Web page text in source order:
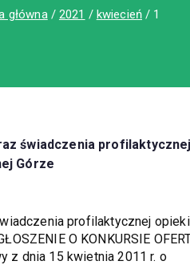
główna 2021 kwiecień 1
świadczenia profilaktycznej
Górze
profilaktycznej opieki
O KONKURSIE
z dnia 15 kwietnia 2011 r. o